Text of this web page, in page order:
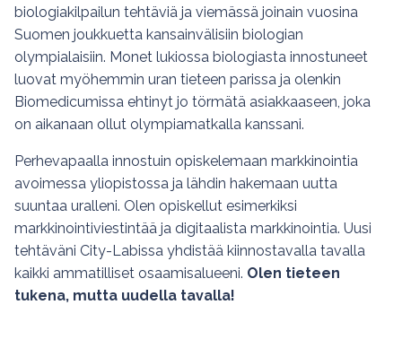
biologiakilpailun tehtäviä ja viemässä joinain vuosina
Suomen joukkuetta kansainvälisiin biologian
olympialaisiin. Monet lukiossa biologiasta innostuneet
luovat myöhemmin uran tieteen parissa ja olenkin
Biomedicumissa ehtinyt jo törmätä asiakkaaseen, joka
on aikanaan ollut olympiamatkalla kanssani.
Perhevapaalla innostuin opiskelemaan markkinointia
avoimessa yliopistossa ja lähdin hakemaan uutta
suuntaa uralleni. Olen opiskellut esimerkiksi
markkinointiviestintää ja digitaalista markkinointia. Uusi
tehtäväni City-Labissa yhdistää kiinnostavalla tavalla
kaikki ammatilliset osaamisalueeni. Olen tieteen
tukena, mutta uudella tavalla!